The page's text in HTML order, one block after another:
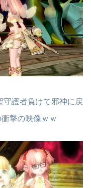
守護者負けて邪神に戻
撃の映像ｗｗ